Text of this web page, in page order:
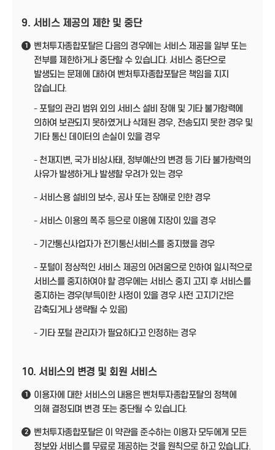
9. 서비스 제공의 제한 및 중단
1
벤처투자종합포탈은 다음의 경우에는 서비스 제공을 일부 또는
전부를 제한하거나 중단할 수 있습니다. 서비스 중단으로
발생되는 문제에 대하여 벤처투자종합포탈은 책임을 지지
않습니다.
- 포털의 관리 범위 외의 서비스 설비 장애 및 기타 불가항력에
의하여 보관되지 못하였거나 삭제된 경우, 전송되지 못한 경우 및
기타 통신 데이터의 손실이 있을 경우
- 천재지변, 국가 비상사태, 정부예산의 변경 등 기타 불가항력의
사유가 발생하거나 발생할 우려가 있는 경우
- 서비스용 설비의 보수, 공사 또는 장애로 인한 경우
- 서비스 이용의 폭주 등으로 이용에 지장이 있을 경우
- 기간통신사업자가 전기통신서비스를 중지했을 경우
- 포털이 정상적인 서비스 제공의 어려움으로 인하여 일시적으로
서비스를 중지하여야 할 경우에는 서비스 중지 고지 후 서비스를
중지하는 경우(부득이한 사정이 있을 경우 사전 고지기간은
감축되거나 생략될 수 있음)
- 기타 포털 관리자가 필요하다고 인정하는 경우
10. 서비스의 변경 및 회원 서비스
1
이용자에 대한 서비스의 내용은 벤처투자종합포탈의 정책에
의해 결정되며 변경 또는 중단될 수 있습니다.
2
벤처투자종합포탈은 이 약관을 준수하는 이용자 모두에게 모든
정보와 서비스를 무료로 제공하는 것을 원칙으로 하고 있습니다.